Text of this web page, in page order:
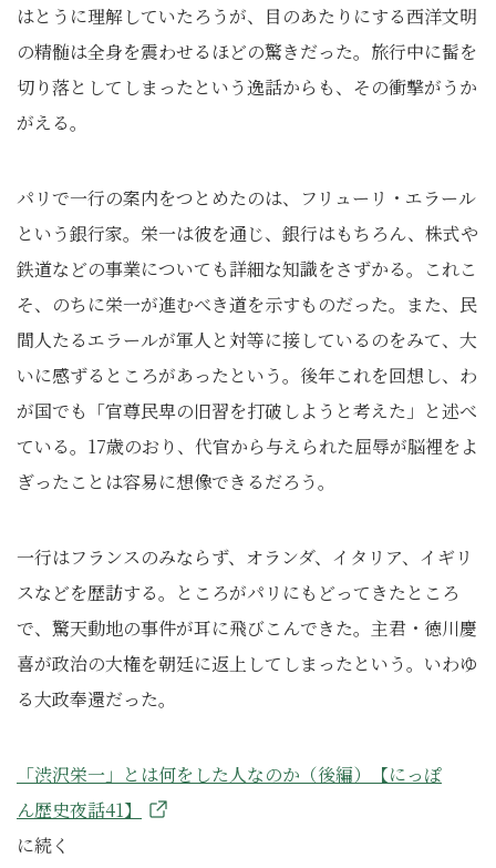
はとうに理解していたろうが、目のあたりにする西洋文明
の精髄は全身を震わせるほどの驚きだった。旅行中に髷を
切り落としてしまったという逸話からも、その衝撃がうか
がえる。
パリで一行の案内をつとめたのは、フリューリ・エラール
という銀行家。栄一は彼を通じ、銀行はもちろん、株式や
鉄道などの事業についても詳細な知識をさずかる。これこ
そ、のちに栄一が進むべき道を示すものだった。また、民
間人たるエラールが軍人と対等に接しているのをみて、大
いに感ずるところがあったという。後年これを回想し、わ
が国でも「官尊民卑の旧習を打破しようと考えた」と述べ
ている。17歳のおり、代官から与えられた屈辱が脳裡をよ
ぎったことは容易に想像できるだろう。
一行はフランスのみならず、オランダ、イタリア、イギリ
スなどを歴訪する。ところがパリにもどってきたところ
で、驚天動地の事件が耳に飛びこんできた。主君・徳川慶
喜が政治の大権を朝廷に返上してしまったという。いわゆ
る大政奉還だった。
「渋沢栄一」とは何をした人なのか（後編）【にっぽ
ん歴史夜話41】
に続く